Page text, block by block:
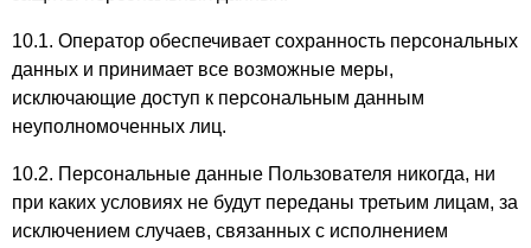
10.1. Оператор обеспечивает сохранность персональных
данных и принимает все возможные меры,
исключающие доступ к персональным данным
неуполномоченных лиц.
10.2. Персональные данные Пользователя никогда, ни
при каких условиях не будут переданы третьим лицам, за
исключением случаев, связанных с исполнением